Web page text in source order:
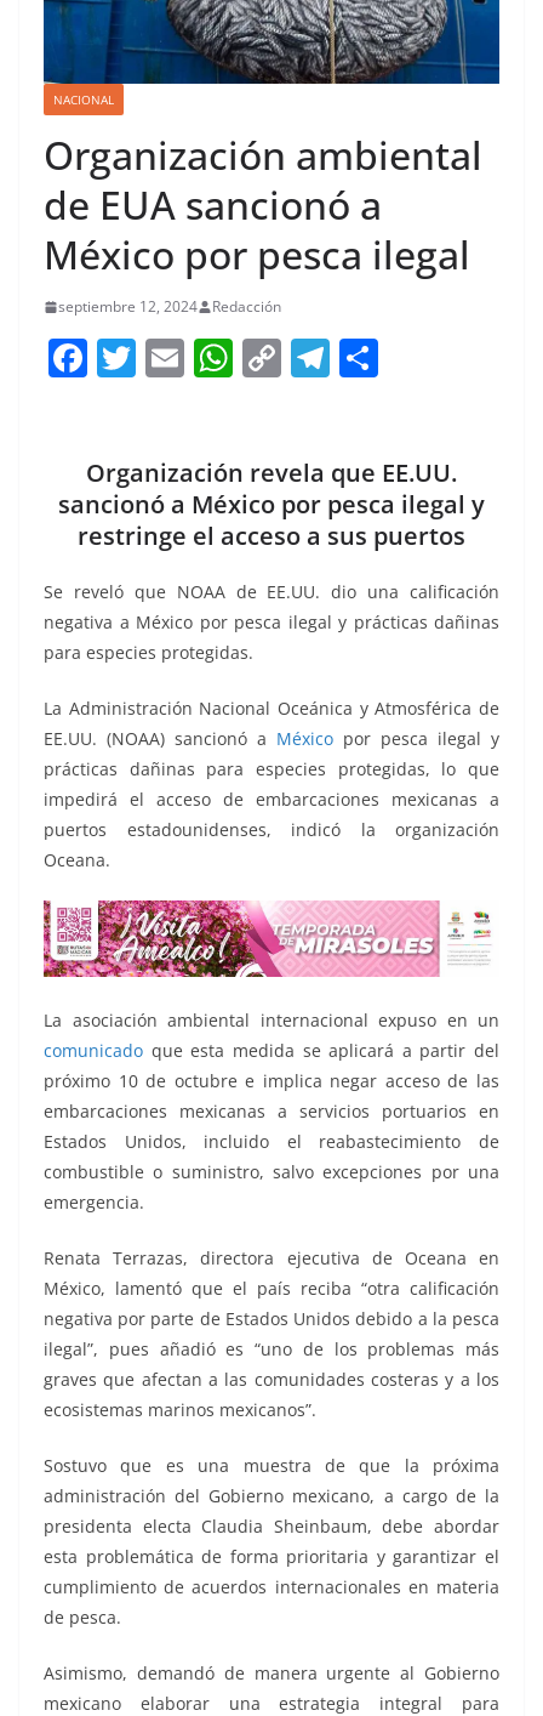
NACIONAL
Organización ambiental
de EUA sancionó a
México por pesca ilegal
septiembre 12, 2024 Redacción
F
e
b
o
o
k
T
er
E
l
W
s
A
p
p
C
y
Li
n
k
T
gr
a
m
e
Organización revela que EE.UU.
sancionó a México por pesca ilegal y
restringe el acceso a sus puertos
Se reveló que NOAA de EE.UU. dio una calificación
negativa a México por pesca ilegal y prácticas dañinas
para especies protegidas.
La Administración Nacional Oceánica y Atmosférica de
EE.UU. (NOAA) sancionó a México por pesca ilegal y
prácticas dañinas para especies protegidas, lo que
impedirá el acceso de embarcaciones mexicanas a
puertos estadounidenses, indicó la organización
Oceana.
La asociación ambiental internacional expuso en un
comunicado que esta medida se aplicará a partir del
próximo 10 de octubre e implica negar acceso de las
embarcaciones mexicanas a servicios portuarios en
Estados Unidos, incluido el reabastecimiento de
combustible o suministro, salvo excepciones por una
emergencia.
Renata Terrazas, directora ejecutiva de Oceana en
México, lamentó que el país reciba “otra calificación
negativa por parte de Estados Unidos debido a la pesca
ilegal”, pues añadió es “uno de los problemas más
graves que afectan a las comunidades costeras y a los
ecosistemas marinos mexicanos”.
Sostuvo que es una muestra de que la próxima
administración del Gobierno mexicano, a cargo de la
presidenta electa Claudia Sheinbaum, debe abordar
esta problemática de forma prioritaria y garantizar el
cumplimiento de acuerdos internacionales en materia
de pesca.
Asimismo, demandó de manera urgente al Gobierno
mexicano elaborar una estrategia integral para